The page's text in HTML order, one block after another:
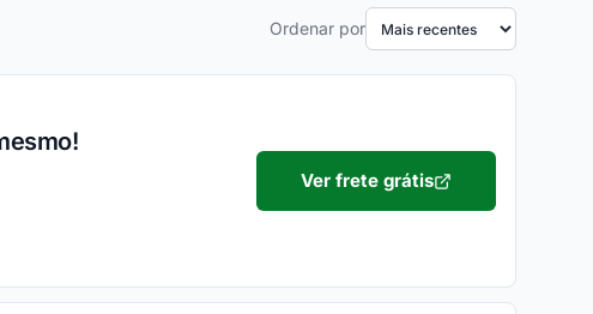
Ordenar por
Ver frete grátis